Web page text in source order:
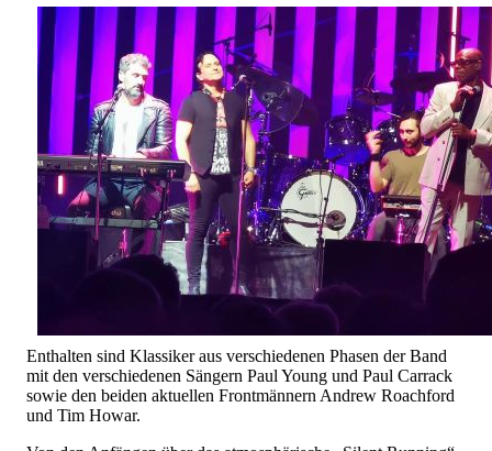
Enthalten sind Klassiker aus verschiedenen Phasen der Band
mit den verschiedenen Sängern Paul Young und Paul Carrack
sowie den beiden aktuellen Frontmännern Andrew Roachford
und Tim Howar.